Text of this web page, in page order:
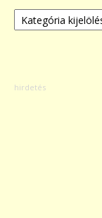
Kategóriák